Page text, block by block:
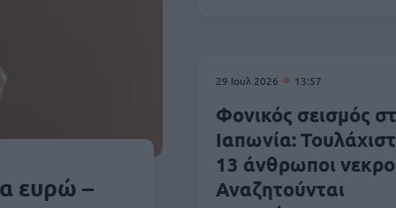
ευρώ –
29 Ιουλ 2026 13:57
Φονικός σεισμός
Ιαπωνία:
13 άνθρωποι
Αναζητούνται